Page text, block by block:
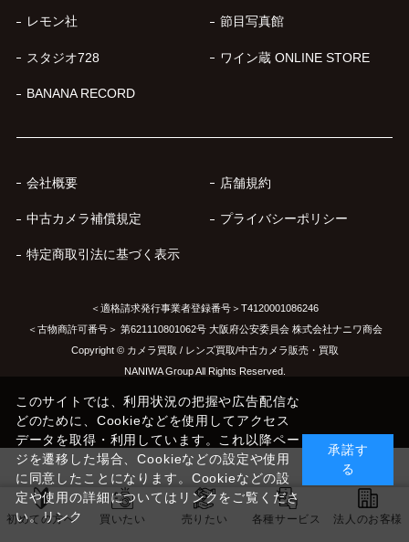
初めての方へ 買いたい 売りたい 各種サービス 法人のお客様
レモン社 節目写真館
スタジオ728 ワイン蔵 ONLINE STORE
BANANA RECORD
会社概要 店舗規約
中古カメラ補償規定 プライバシーポリシー
特定商取引法に基づく表示
＜適格請求発行事業者登録番号＞T4120001086246
＜古物商許可番号＞ 第621110801062号 大阪府公安委員会 株式会社ナニワ商会
Copyright © カメラ買取 / レンズ買取/中古カメラ販売・買取
NANIWA Group All Rights Reserved.
このサイトでは、利用状況の把握や広告配信な
どのために、Cookieなどを使用してアクセス
データを取得・利用しています。これ以降ペー
ジを遷移した場合、Cookieなどの設定や使用
に同意したことになります。Cookieなどの設
定や使用の詳細についてはリンクをご覧くださ
い。リンク
承諾す
る